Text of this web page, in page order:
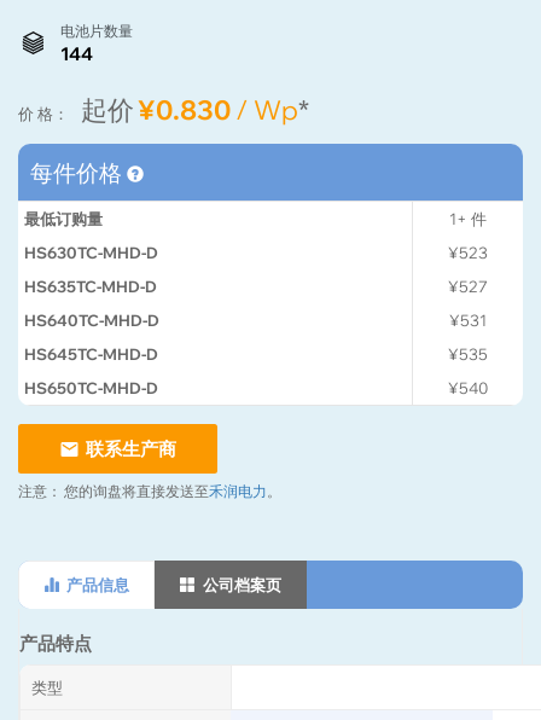
电池片数量
144
价 格： 起价¥0.830/ Wp*
每件价格
最低订购量 1+ 件
HS630TC-MHD-D
¥523
HS635TC-MHD-D
¥527
HS640TC-MHD-D
¥531
HS645TC-MHD-D
¥535
HS650TC-MHD-D
¥540
联系生产商
注意： 您的询盘将直接发送至禾润电力。
产品信息 公司档案页
产品特点
类型